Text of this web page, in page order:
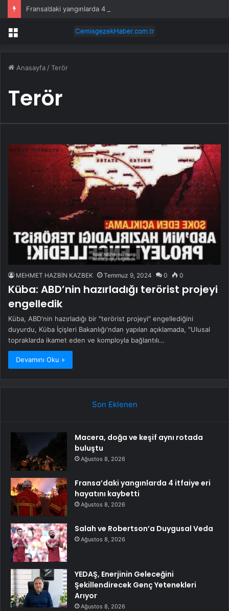
Fransa’daki yangınlarda 4 itfaiye eri hayatını kaybetti
Menü
Anasayfa /Terör
Terör
MEHMET HAZBİN KAZBEK Temmuz 9, 2024 0 0
Küba: ABD’nin hazırladığı terörist projeyi
engelledik
Küba, ABD'nin hazırladığı bir "terörist projeyi" engellediğini
duyurdu, Küba İçişleri Bakanlığı'ndan yapılan açıklamada, "Ulusal
topraklarda ikamet eden ve komployla bağlantılı…
Devamını Oku »
Son Eklenen
Macera, doğa ve keşif aynı rotada
buluştu
Ağustos 8, 2026
Fransa’daki yangınlarda 4 itfaiye eri
hayatını kaybetti
Ağustos 8, 2026
Salah ve Robertson’a Duygusal Veda
Ağustos 8, 2026
YEDAŞ, Enerjinin Geleceğini
Şekillendirecek Genç Yetenekleri
Arıyor
Ağustos 8, 2026